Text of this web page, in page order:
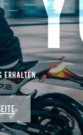
ERHALTEN.